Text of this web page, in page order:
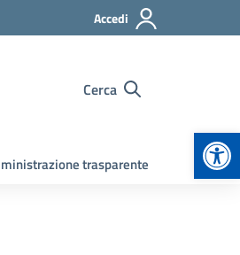
Accedi
Cerca
trasparente